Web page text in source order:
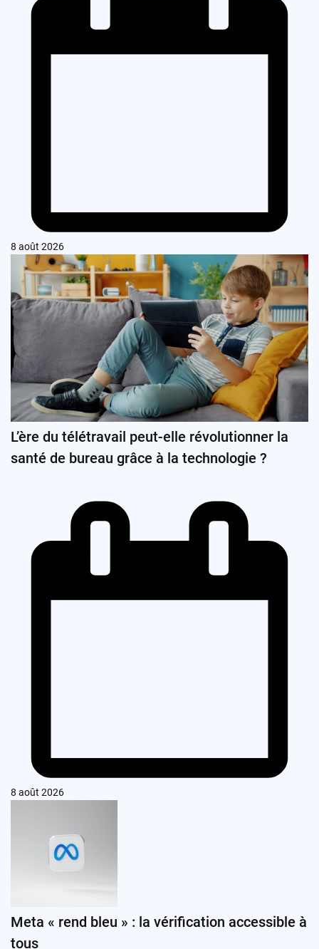
8 août 2026
L’ère du télétravail peut-elle révolutionner la
santé de bureau grâce à la technologie ?
8 août 2026
Meta « rend bleu » : la vérification accessible à
tous